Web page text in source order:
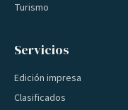
Turismo
Servicios
Edición impresa
Clasificados